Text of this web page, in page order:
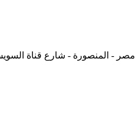
مصر - المنصورة - شارع قناة